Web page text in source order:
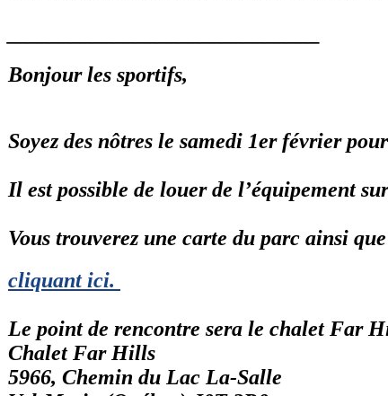
Bonjour les sportifs,
Soyez des nôtres le samedi 1er février
Il est possible de louer de l’équipement
Vous trouverez une carte du parc ainsi
cliquant ici.
Le point de rencontre sera le chalet Far
Chalet Far Hills
5966, Chemin du Lac La-Salle